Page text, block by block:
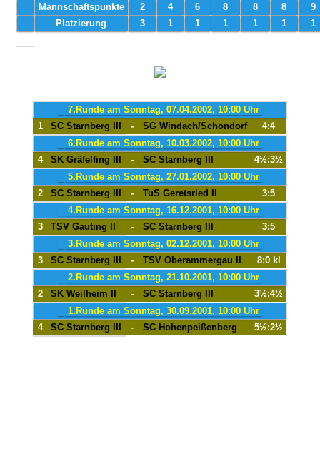
Mannschaftspunkte
2 4 6 8 8 8
9
Platzierung
3 1 1 1 1 1 1
7.Runde am Sonntag, 07.04.2002, 10:00 Uhr
1
SC Starnberg III - SG Windach/Schondorf
4:4
6.Runde am Sonntag, 10.03.2002, 10:00 Uhr
4
SK Gräfelfing III - SC Starnberg III
4½:3½
5.Runde am Sonntag, 27.01.2002, 10:00 Uhr
2
SC Starnberg III - TuS Geretsried II
3:5
4.Runde am Sonntag, 16.12.2001, 10:00 Uhr
3
TSV Gauting II - SC Starnberg III
3:5
3.Runde am Sonntag, 02.12.2001, 10:00 Uhr
3
SC Starnberg III - TSV Oberammergau II
8:0 kl
2.Runde am Sonntag, 21.10.2001, 10:00 Uhr
2
SK Weilheim II - SC Starnberg III
3½:4½
1.Runde am Sonntag, 30.09.2001, 10:00 Uhr
4
SC Starnberg III - SC Hohenpeißenberg 5½:2½